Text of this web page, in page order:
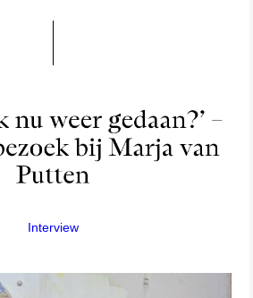
Interview